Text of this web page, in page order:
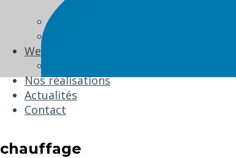
Produits et équipements d’entretien
Wellness
Nos réalisations
Actualités
Contact
chauffage